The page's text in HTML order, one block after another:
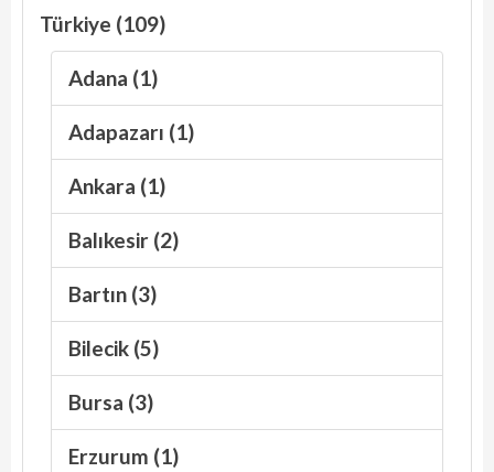
Türkiye (109)
Adana (1)
Adapazarı (1)
Ankara (1)
Balıkesir (2)
Bartın (3)
Bilecik (5)
Bursa (3)
Erzurum (1)